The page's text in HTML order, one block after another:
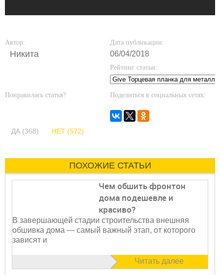
Автор:
Никита
Дата публикации:
06/04/2018
Рейтинг статьи:
Понравилась статья?
ДА (368) НЕТ (572)
Поделиться в социальных сетях:
ПОХОЖИЕ СТАТЬИ
Чем обшить фронтон
дома подешевле и
красиво?
В завершающей стадии строительства внешняя
обшивка дома — самый важный этап, от которого
зависят и
Читать далее